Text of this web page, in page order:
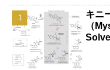
キニ
（